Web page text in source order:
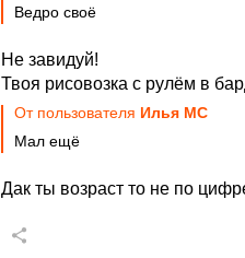
Ведро своё
Не завидуй!
Твоя рисовозка с рулём в
От пользователя Илья MC
Мал ещё
Дак ты возраст то не по